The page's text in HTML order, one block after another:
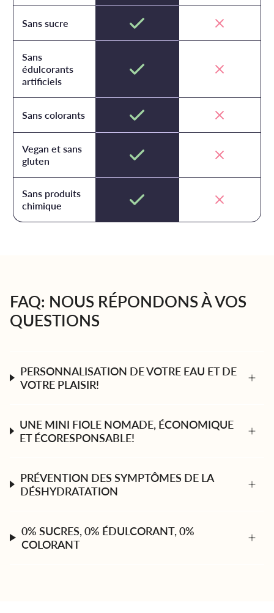
Sans sucre
Sans
édulcorants
artificiels
Sans colorants
Vegan et sans
gluten
Sans produits
chimique
FAQ: NOUS RÉPONDONS À VOS
QUESTIONS
PERSONNALISATION DE VOTRE EAU ET DE
VOTRE PLAISIR!
UNE MINI FIOLE NOMADE, ÉCONOMIQUE
ET ÉCORESPONSABLE!
PRÉVENTION DES SYMPTÔMES DE LA
DÉSHYDRATATION
0% SUCRES, 0% ÉDULCORANT, 0%
COLORANT